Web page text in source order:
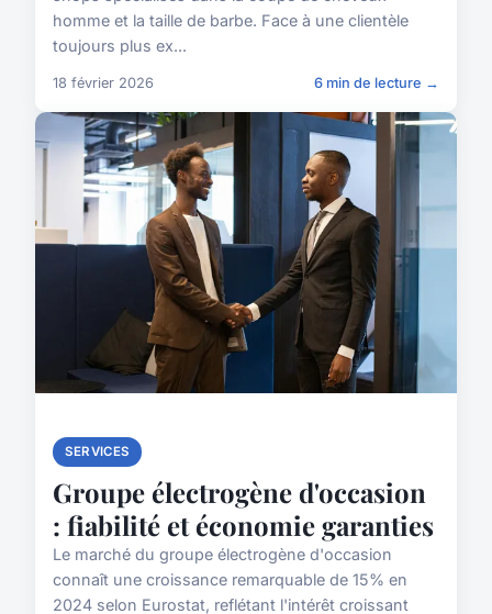
homme et la taille de barbe. Face à une clientèle
toujours plus ex...
18 février 2026 6 min de lecture →
SERVICES
Groupe électrogène d'occasion
: fiabilité et économie garanties
Le marché du groupe électrogène d'occasion
connaît une croissance remarquable de 15% en
2024 selon Eurostat, reflétant l'intérêt croissant